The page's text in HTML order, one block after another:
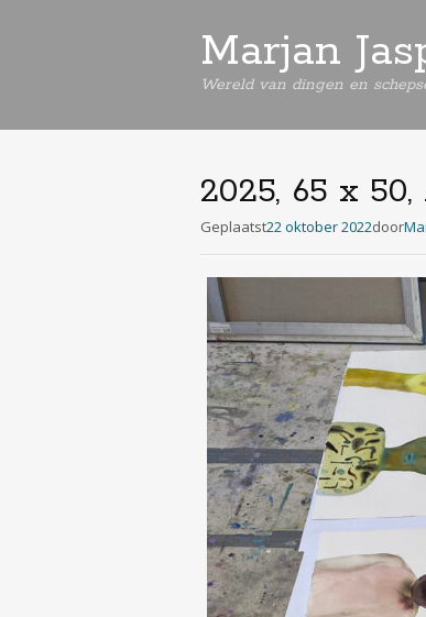
Marjan
Wereld van dingen en
2025, 65 x
Geplaatst22 oktober 2022door